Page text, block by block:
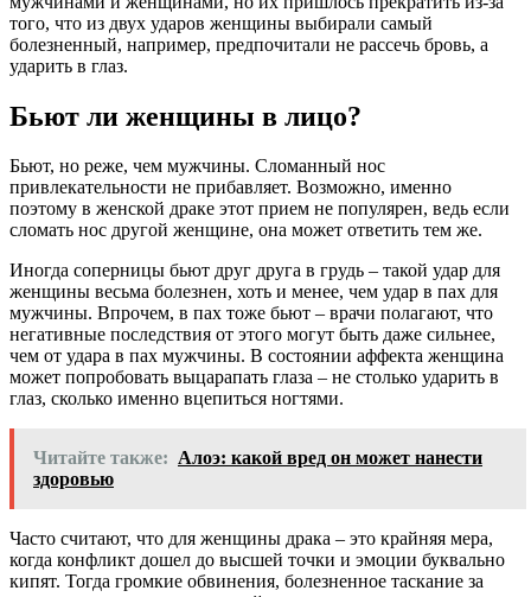
того, что из двух ударов женщины выбирали самый
болезненный, например, предпочитали не рассечь бровь, а
ударить в глаз.
Бьют ли женщины в лицо?
Бьют, но реже, чем мужчины. Сломанный нос
привлекательности не прибавляет. Возможно, именно
поэтому в женской драке этот прием не популярен, ведь если
сломать нос другой женщине, она может ответить тем же.
Иногда соперницы бьют друг друга в грудь – такой удар для
женщины весьма болезнен, хоть и менее, чем удар в пах для
мужчины. Впрочем, в пах тоже бьют – врачи полагают, что
негативные последствия от этого могут быть даже сильнее,
чем от удара в пах мужчины. В состоянии аффекта женщина
может попробовать выцарапать глаза – не столько ударить в
глаз, сколько именно вцепиться ногтями.
Читайте также: Алоэ: какой вред он может нанести
здоровью
Часто считают, что для женщины драка – это крайняя мера,
когда конфликт дошел до высшей точки и эмоции буквально
кипят. Тогда громкие обвинения, болезненное таскание за